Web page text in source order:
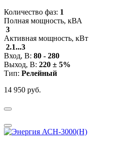
Количество фаз: 1
Полная мощность, кВА
3
Активная мощность, кВт
2.1...3
Вход, В: 80 - 280
Выход, В: 220 ± 5%
Тип: Релейный
14 950 руб.